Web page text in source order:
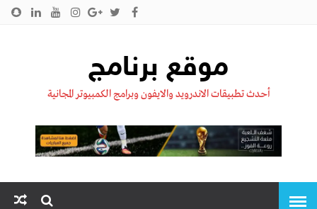
موقع برنامج
أحدث تطبيقات الاندرويد والايفون وبرامج الكمبيوتر المجانية